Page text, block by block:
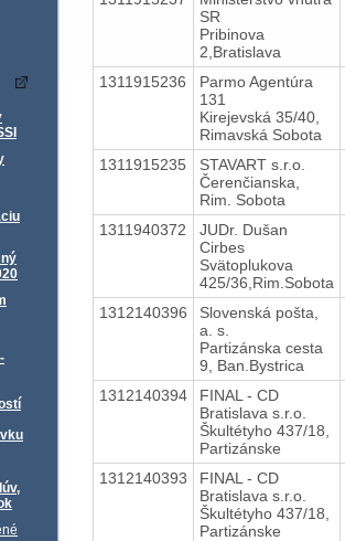
SR
Pribinova
2,Bratislava
1311915236
Parmo Agentúra
131
Kirejevská 35/40,
Rimavská Sobota
1311915235
STAVART s.r.o.
Čerenčianska,
Rim. Sobota
1311940372
JUDr. Dušan
Cirbes
Svätoplukova
425/36,Rim.Sobota
1312140396
Slovenská pošta,
a. s.
Partizánska cesta
9, Ban.Bystrica
1312140394
FINAL - CD
Bratislava s.r.o.
Škultétyho 437/18,
Partizánske
1312140393
FINAL - CD
Bratislava s.r.o.
Škultétyho 437/18,
Partizánske